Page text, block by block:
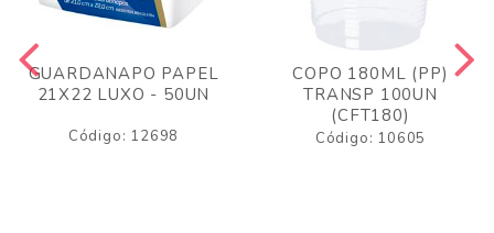
GUARDANAPO PAPEL
21X22 LUXO - 50UN
Código: 12698
COPO 180ML (PP)
TRANSP 100UN
(CFT180)
Código: 10605